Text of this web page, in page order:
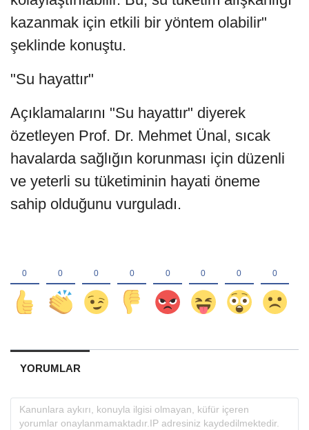
kazanmak için etkili bir yöntem olabilir"
şeklinde konuştu.
"Su hayattır"
Açıklamalarını "Su hayattır" diyerek
özetleyen Prof. Dr. Mehmet Ünal, sıcak
havalarda sağlığın korunması için düzenli
ve yeterli su tüketiminin hayati öneme
sahip olduğunu vurguladı.
YORUMLAR